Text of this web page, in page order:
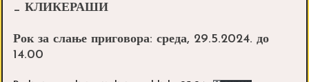
_ КЛИКЕРАШИ
Рок за слање приговора: среда, 29.5.2024. до
14.00